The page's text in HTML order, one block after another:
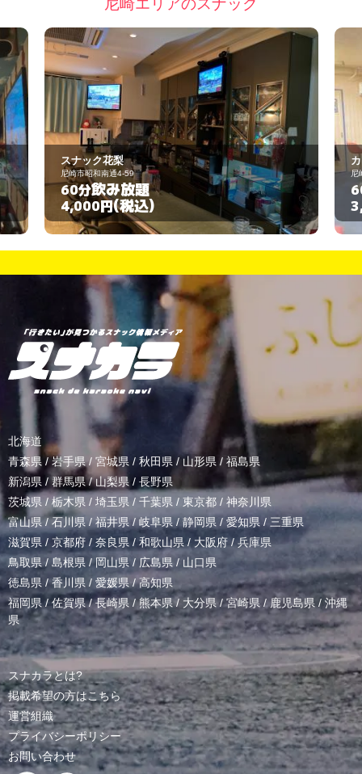
尼崎エリアのスナック
カラオケスナック セブン
尼崎市立花町2丁目3-10
60分飲み放題
3,000円(税込)
北海道
青森県 / 岩手県/ 宮城県 / 秋田県 / 山形県/ 福島県
新潟県 /群馬県/山梨県 / 長野県
茨城県 / 栃木県 / 埼玉県 / 千葉県 / 東京都 / 神奈川県
富山県 /石川県/福井県/岐阜県 / 静岡県 / 愛知県 / 三重県
滋賀県 / 京都府 / 奈良県 / 和歌山県/ 大阪府 /兵庫県
鳥取県/ 島根県 /岡山県/ 広島県 / 山口県
徳島県 /香川県 / 愛媛県/高知県
福岡県/佐賀県/長崎県 /熊本県/ 大分県/宮崎県 /鹿児島県 / 沖縄
県
スナカラとは?
掲載希望の方はこちら
運営組織
プライバシーポリシー
お問い合わせ